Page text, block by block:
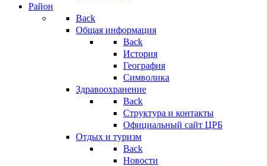
Район
Back
Общая информация
Back
История
География
Символика
Здравоохранение
Back
Структура и контакты
Официальный сайт ЦРБ
Отдых и туризм
Back
Новости